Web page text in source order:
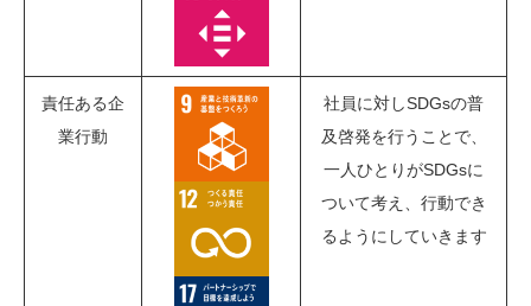
責任ある企
業行動
社員に対しSDGsの普
及啓発を行うことで、
一人ひとりがSDGsに
ついて考え、行動でき
るようにしていきます